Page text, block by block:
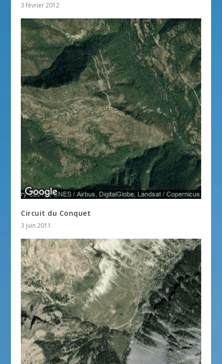
3 février 2012
Circuit du Conquet
3 juin 2011